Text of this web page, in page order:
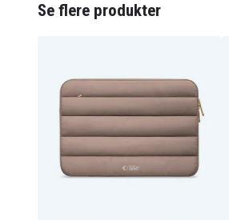
Ytre mål:400 x 288 x 30 mm
Benefits of Tech-
Gir god beskyttelse mot
Elegant og minimalistisk
Praktisk ekstralomme for
Lett og slank, enkel å ta
Se flere produkter